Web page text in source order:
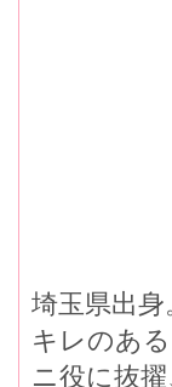
埼玉県出
キレのあ
ニ役に抜擢